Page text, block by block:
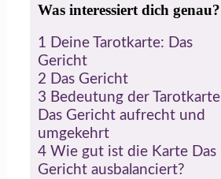
Was interessiert dich genau?
1 Deine Tarotkarte: Das
Gericht
2 Das Gericht
3 Bedeutung der Tarotkarte
Das Gericht aufrecht und
umgekehrt
4 Wie gut ist die Karte Das
Gericht ausbalanciert?